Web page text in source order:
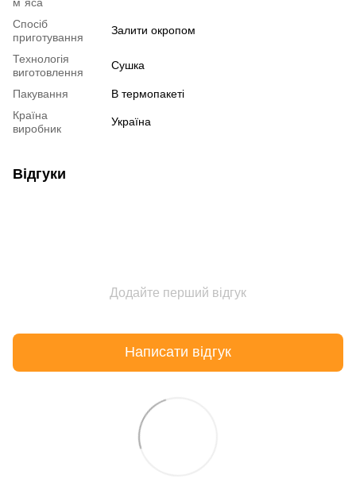
Спосіб
приготування
Залити окропом
Технологія
виготовлення
Сушка
Пакування
В термопакеті
Країна
виробник
Україна
Відгуки
Додайте перший відгук
Написати відгук